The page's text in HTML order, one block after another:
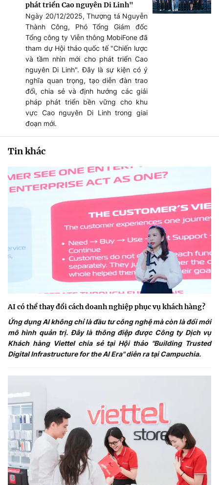
phát triển Cao nguyên Di Linh"
Ngày 20/12/2025, Thượng tá Nguyễn
Thành Công, Phó Tổng Giám đốc
Tổng công ty Viễn thông MobiFone đã
tham dự Hội thảo quốc tế "Chiến lược
và tầm nhìn mới cho phát triển Cao
nguyên Di Linh". Đây là sự kiện có ý
nghĩa quan trọng, tạo diễn đàn trao
đổi, chia sẻ và định hướng các giải
pháp phát triển bền vững cho khu
vực Cao nguyên Di Linh trong giai
đoạn mới.
Tin khác
AI có thể thay đổi cách doanh nghiệp phục vụ khách hàng?
Ứng dụng AI không chỉ là đầu tư công nghệ mà còn là đổi mới
mô hình quản trị. Đây là thông điệp được Công ty Dịch vụ
Khách hàng Viettel chia sẻ tại Hội thảo "Building Trusted
Digital Infrastructure for the AI Era" diễn ra tại Campuchia.